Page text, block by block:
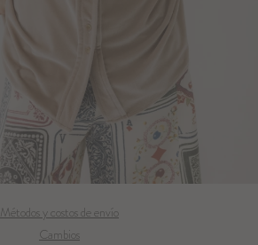
Métodos y costos de envío
Cambios